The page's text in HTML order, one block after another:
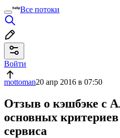
Все потоки
Войти
mottoman20 апр 2016 в 07:50
Отзыв о кэшбэке с
основных
сервиса